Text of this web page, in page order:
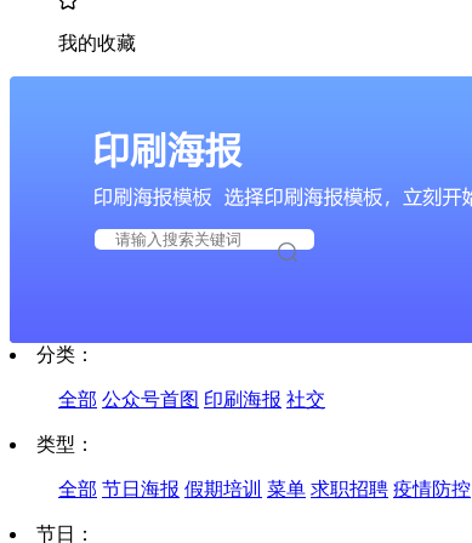
我的收藏
分类：
全部 公众号首图 印刷海报 社交
类型：
全部 节日海报 假期培训 菜单 求职招聘 疫情防控
节日：